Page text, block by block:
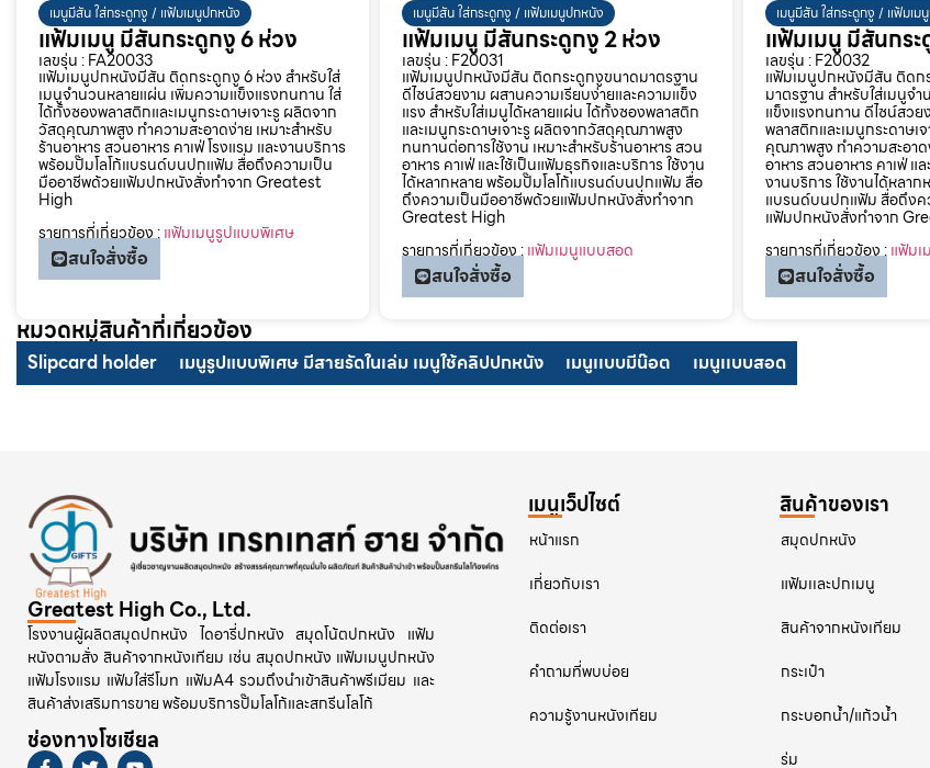
เมนูมีสัน ใส่กระดูกงู / แฟ้มเมนูปกหนัง
แฟ้มเมนู มีสันกระดูกงู 6 ห่วง
เลขรุ่น : FA20033
แฟ้มเมนูปกหนังมีสัน ติดกระดูกงู 6 ห่วง สำหรับใส่
เมนูจำนวนหลายแผ่น เพิ่มความแข็งแรงทนทาน ใส่
ได้ทั้งซองพลาสติกและเมนูกระดาษเจาะรู ผลิตจาก
วัสดุคุณภาพสูง ทำความสะอาดง่าย เหมาะสำหรับ
ร้านอาหาร สวนอาหาร คาเฟ่ โรงแรม และงานบริการ
พร้อมปั๊มโลโก้แบรนด์บนปกแฟ้ม สื่อถึงความเป็น
มืออาชีพด้วยแฟ้มปกหนังสั่งทำจาก Greatest
High
รายการที่เกี่ยวข้อง :แฟ้มเมนูรูปแบบพิเศษ
สนใจสั่งซื้อ
เมนูมีสัน ใส่กระดูกงู / แฟ้มเมนูปกหนัง
แฟ้มเมนู มีสันกระดูกงู 2 ห่วง
เลขรุ่น : F20031
แฟ้มเมนูปกหนังมีสัน ติดกระดูกงูขนาดมาตรฐาน
ดีไซน์สวยงาม ผสานความเรียบง่ายและความแข็ง
แรง สำหรับใส่เมนูได้หลายแผ่น ได้ทั้งซองพลาสติก
และเมนูกระดาษเจาะรู ผลิตจากวัสดุคุณภาพสูง
ทนทานต่อการใช้งาน เหมาะสำหรับร้านอาหาร สวน
อาหาร คาเฟ่ และใช้เป็นแฟ้มธุรกิจและบริการ ใช้งาน
ได้หลากหลาย พร้อมปั๊มโลโก้แบรนด์บนปกแฟ้ม สื่อ
ถึงความเป็นมืออาชีพด้วยแฟ้มปกหนังสั่งทำจาก
Greatest High
รายการที่เกี่ยวข้อง :แฟ้มเมนูแบบสอด
สนใจสั่งซื้อ
เมนูมีสัน ใส่กระดูกงู / แฟ้มเม
แฟ้มเมนู มีสันกร
เลขรุ่น : F20032
แฟ้มเมนูปกหนังมีสัน ติดก
มาตรฐาน สำหรับใส่เมนูจ
แข็งแรงทนทาน ดีไซน์สวย
พลาสติกและเมนูกระดาษเ
คุณภาพสูง ทำความสะอาด
อาหาร สวนอาหาร คาเฟ่ แ
งานบริการ ใช้งานได้หลา
แบรนด์บนปกแฟ้ม สื่อถึงค
แฟ้มปกหนังสั่งทำจาก
รายการที่เกี่ยวข้อง :แฟ้ม
สนใจสั่งซื้อ
หมวดหมู่สินค้าที่เกี่ยวข้อง
Slipcard holder เมนูรูปแบบพิเศษ มีสายรัดในเล่ม เมนูใช้คลิปปกหนัง เมนูเเบบมีน๊อต เมนูเเบบสอด
Greatest High Co., Ltd.
โรงงานผู้ผลิตสมุดปกหนัง ไดอารี่ปกหนัง สมุดโน้ตปกหนัง แฟ้ม
หนังตามสั่ง สินค้าจากหนังเทียม เช่น สมุดปกหนัง แฟ้มเมนูปกหนัง
แฟ้มโรงแรม แฟ้มใส่รีโมท แฟ้มA4 รวมถึงนำเข้าสินค้าพรีเมียม และ
สินค้าส่งเสริมการขาย พร้อมบริการปั๊มโลโก้และสกรีนโลโก้
ช่องทางโซเชียล
เมนูเว็ปไซต์
หน้าแรก
เกี่ยวกับเรา
ติดต่อเรา
คําถามที่พบบ่อย
ความรู้งานหนังเทียม
สินค้าของเรา
สมุดปกหนัง
แฟ้มเเละปกเมนู
สินค้าจากหนังเทียม
กระเป๋า
กระบอกน้ำ/แก้วน้ำ
ร่ม